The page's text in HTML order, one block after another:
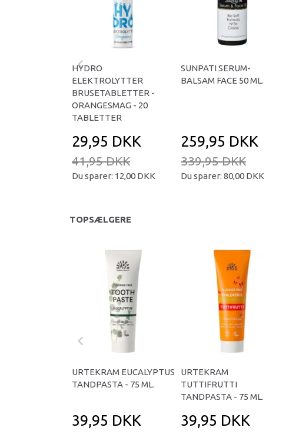
HYDRO
ELEKTROLYTTER
BRUSETABLETTER -
ORANGESMAG - 20
TABLETTER
29,95 DKK
41,95 DKK
Du sparer: 12,00 DKK
SUNPATI SERUM-
BALSAM FACE 50 ML.
259,95 DKK
339,95 DKK
Du sparer: 80,00 DKK
TOPSÆLGERE
URTEKRAM EUCALYPTUS
TANDPASTA - 75 ML.
39,95 DKK
URTEKRAM
TUTTIFRUTTI
TANDPASTA - 75 ML.
39,95 DKK